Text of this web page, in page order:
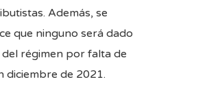
Además, se
que ninguno será dado
régimen por falta de
diciembre de 2021.